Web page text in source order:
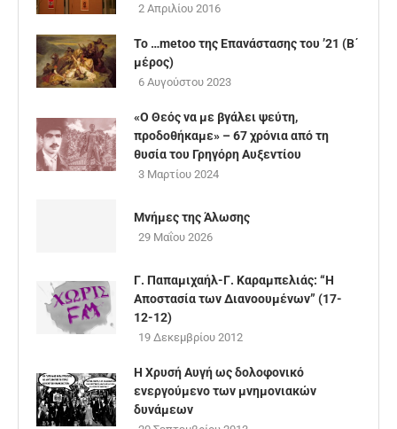
2 Απριλίου 2016
Το …metoo της Επανάστασης του ’21 (B΄
μέρος)
6 Αυγούστου 2023
«Ο Θεός να με βγάλει ψεύτη,
προδοθήκαμε» – 67 χρόνια από τη
θυσία του Γρηγόρη Αυξεντίου
3 Μαρτίου 2024
Μνήμες της Άλωσης
29 Μαΐου 2026
Γ. Παπαμιχαήλ-Γ. Καραμπελιάς: “Η
Αποστασία των Διανοουμένων” (17-
12-12)
19 Δεκεμβρίου 2012
Η Χρυσή Αυγή ως δολοφονικό
ενεργούμενο των μνημονιακών
δυνάμεων